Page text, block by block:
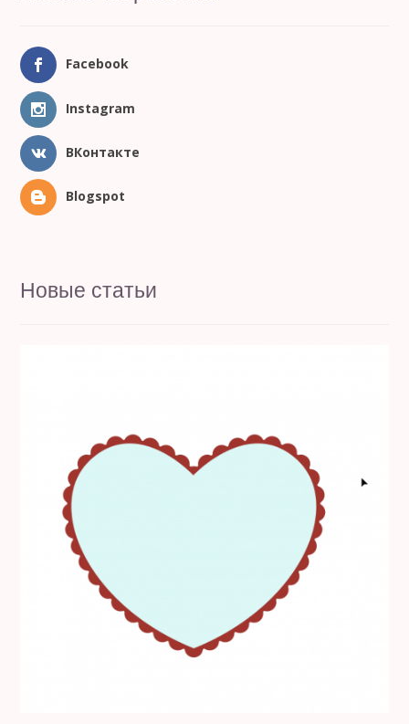
Facebook
Instagram
ВКонтакте
Blogspot
Новые статьи